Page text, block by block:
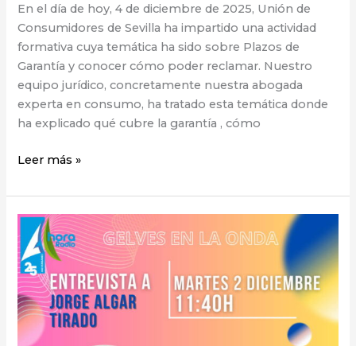
En el día de hoy, 4 de diciembre de 2025, Unión de
Consumidores de Sevilla ha impartido una actividad
formativa cuya temática ha sido sobre Plazos de
Garantía y conocer cómo poder reclamar. Nuestro
equipo jurídico, concretamente nuestra abogada
experta en consumo, ha tratado esta temática donde
ha explicado qué cubre la garantía , cómo
Leer más »
El
fraude
on
line
en
Ahora
Radio